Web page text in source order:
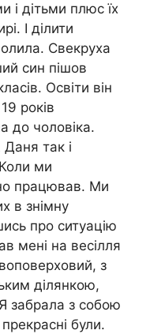
і дітьми плюс їх
І ділити
Свекруха
син пішов
Освіти він
років
до чоловіка.
Даня так і
ми
працював. Ми
в знімну
про ситуацію
мені на весілля
з
ділянкою,
забрала з собою
були.